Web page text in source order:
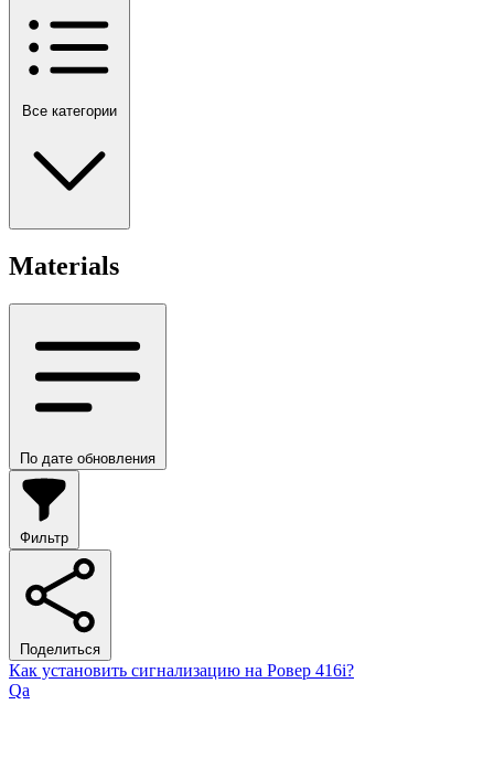
Все категории
Materials
По дате обновления
Фильтр
Поделиться
Как установить сигнализацию на Ровер 416i?
Qa